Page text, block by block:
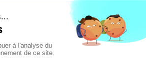
Developpement Conseil sont des
marques déposées.
du site par Simplébo